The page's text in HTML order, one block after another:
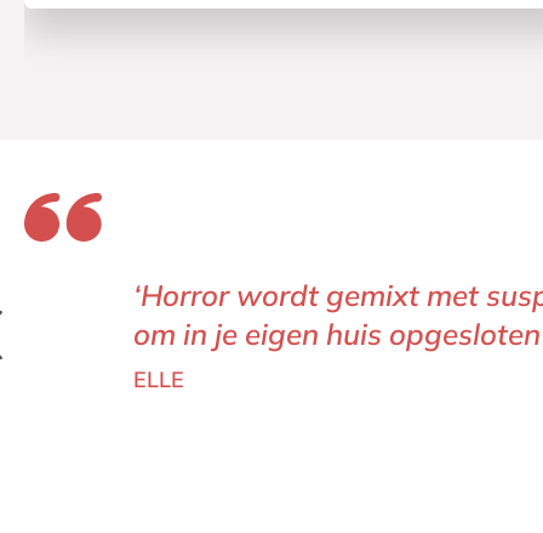
‘Horror wordt gemixt met
om in je eigen huis
ELLE